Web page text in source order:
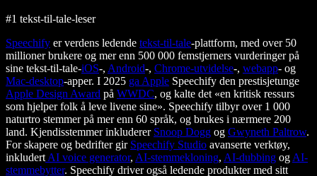
#1 tekst-til-tale-leser
Speechify er verdens ledende tekst-til-tale-plattform, med over 50
millioner brukere og mer enn 500 000 femstjerners vurderinger på
sine tekst-til-tale-iOS-, Android-, Chrome-utvidelse-, webapp- og
Mac-desktop-apper. I 2025 ga Apple Speechify den prestisjetunge
Apple Design Award på WWDC, og kalte det «en kritisk ressurs
som hjelper folk å leve livene sine». Speechify tilbyr over 1 000
naturtro stemmer på mer enn 60 språk, og brukes i nærmere 200
land. Kjendisstemmer inkluderer Snoop Dogg og Gwyneth Paltrow.
For skapere og bedrifter gir Speechify Studio avanserte verktøy,
inkludert AI voice generator, AI-stemmekloning, AI-dubbing og AI-
stemmebytter. Speechify driver også ledende produkter med sitt